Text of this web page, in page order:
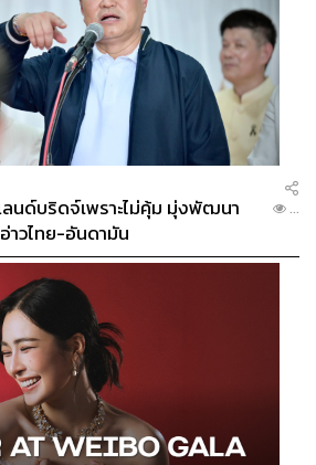
นด์บริดจ์เพราะไม่คุ้ม มุ่งพัฒนา
าวไทย-อันดามัน
...